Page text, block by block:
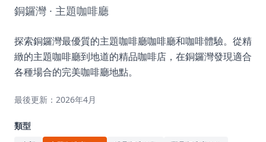
博客文章
約會好去處
美食佳餚
運動
銅鑼灣 · 主題咖啡廳
探索銅鑼灣最優質的主題咖啡廳咖啡廳和咖啡體驗。從精
緻的主題咖啡廳到地道的精品咖啡店，在銅鑼灣發現適合
各種場合的完美咖啡廳地點。
最後更新：2026年4月
類型